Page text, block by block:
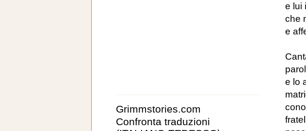
Grimmstories.com
Confronta traduzioni
e lui
che
e
e lo